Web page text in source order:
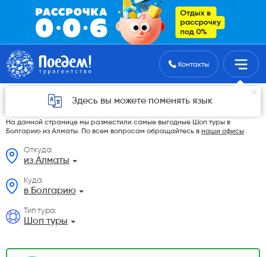
Поиск туровКонтакты
Здесь вы можете поменять язык
Шоп туры в Болгарию из Алматы в 2026
На данной странице мы разместили самые выгодные Шоп туры в
Болгарию из Алматы. По всем вопросам обращайтесь в наши офисы.
Откуда:
из Алматы
Куда:
в Болгарию
Тип тура:
Шоп туры